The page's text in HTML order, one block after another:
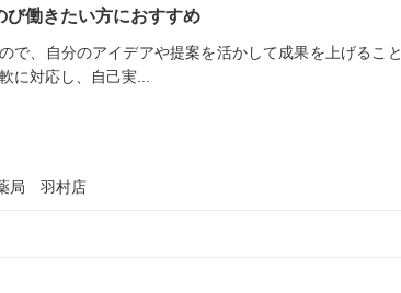
び働きたい方におすすめ
で、自分のアイデアや提案を活かして成果を上げること
に対応し、自己実...
局 羽村店